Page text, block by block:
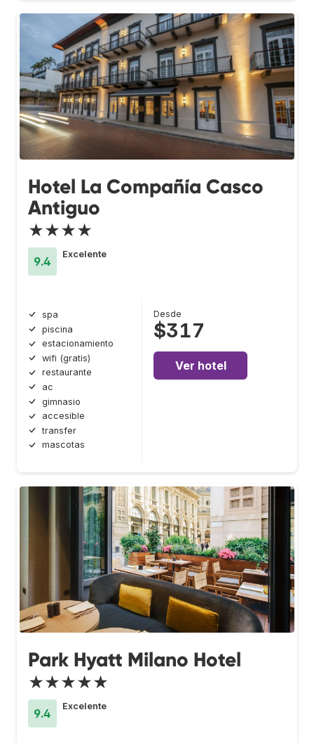
Hotel La Compañía Casco
Antiguo
★★★★
9.4
Excelente
spa
piscina
estacionamiento
wifi (gratis)
restaurante
ac
gimnasio
accesible
transfer
mascotas
Desde
$317
Ver hotel
Park Hyatt Milano Hotel
★★★★★
9.4
Excelente